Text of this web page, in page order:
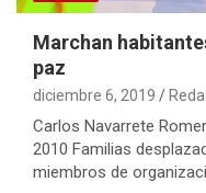
Marchan
paz
diciembre 6, 2019
Carlos Navarrete
2010 Familias
miembros de